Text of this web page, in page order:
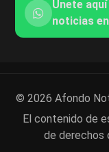
Únete
noticias en
© 2026 Afondo
El contenido de
de derechos